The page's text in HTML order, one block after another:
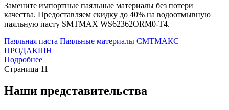
Замените импортные паяльные материалы без потери
качества. Предоставляем скидку до 40% на водоотмывную
паяльную пасту SMTMAX WS62362ORM0-T4.
Паяльная паста Паяльные материалы СМТМАКС
ПРОДАКШН
Подробнее
Страница 11
Наши представительства